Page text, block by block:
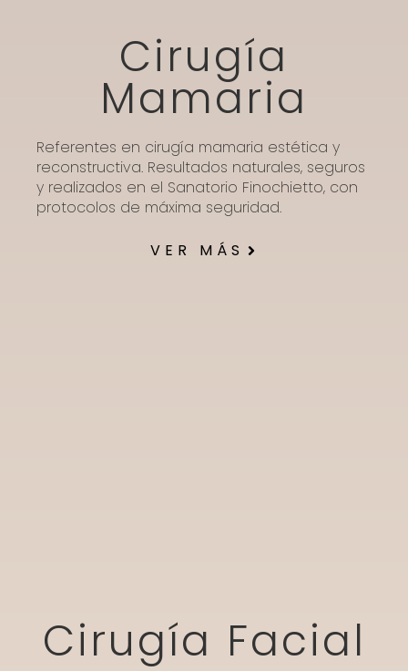
Cirugía
Mamaria
Referentes en cirugía mamaria estética y
reconstructiva. Resultados naturales, seguros
y realizados en el Sanatorio Finochietto, con
protocolos de máxima seguridad.
VER MÁS
Cirugía Facial